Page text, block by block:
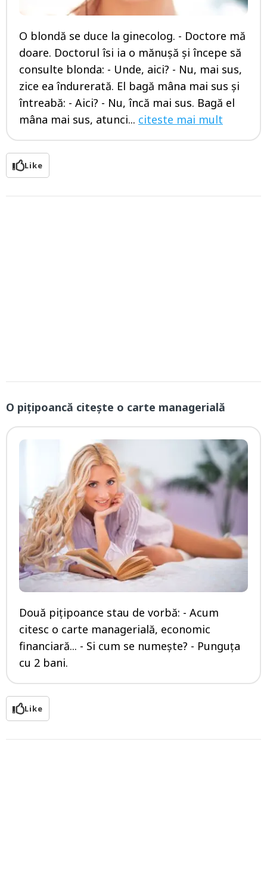
O blondă se duce la ginecolog. - Doctore mă
doare. Doctorul îsi ia o mănuşă şi începe să
consulte blonda: - Unde, aici? - Nu, mai sus,
zice ea îndurerată. El bagă mâna mai sus şi
întreabă: - Aici? - Nu, încă mai sus. Bagă el
mâna mai sus, atunci... citeste mai mult
Like
O pițipoancă citeşte o carte managerială
Două pițipoance stau de vorbă: - Acum
citesc o carte managerială, economic
financiară... - Si cum se numește? - Punguța
cu 2 bani.
Like